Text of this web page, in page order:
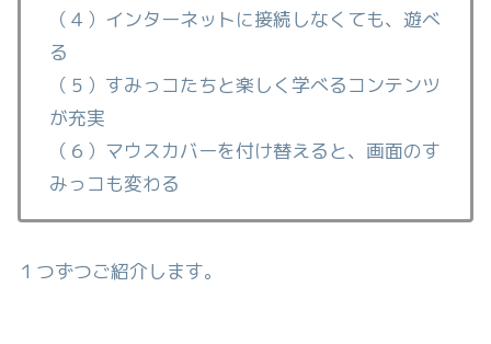
（４）インターネットに接続しなくても、遊べ
る
（５）すみっコたちと楽しく学べるコンテンツ
が充実
（６）マウスカバーを付け替えると、画面のす
みっコも変わる
１つずつご紹介します。